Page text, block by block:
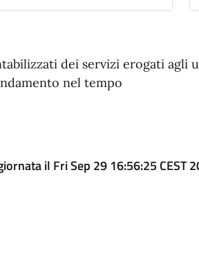
dei servizi erogati agli
nel tempo
il Fri Sep 29 16:56:25 CEST